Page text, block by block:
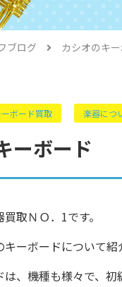
ブログ カシオのキ
ーボード買取 楽器につ
ーボード
取ＮＯ．1です。
ーボードについて紹
、機種も様々で、初